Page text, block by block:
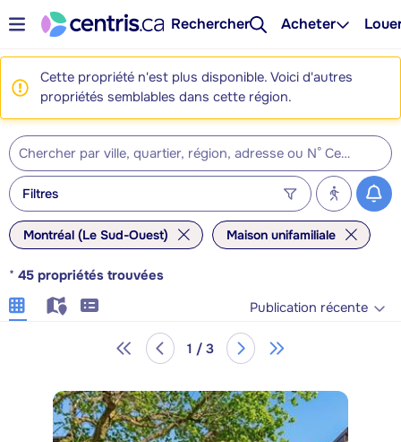
Rechercher Acheter
Cette propriété n'est plus disponible. Voici d'autres
propriétés semblables dans cette région.
Filtres
Montréal (Le Sud-Ouest) Maison unifamiliale
* 45 propriétés trouvées
Publication récente
1 / 3